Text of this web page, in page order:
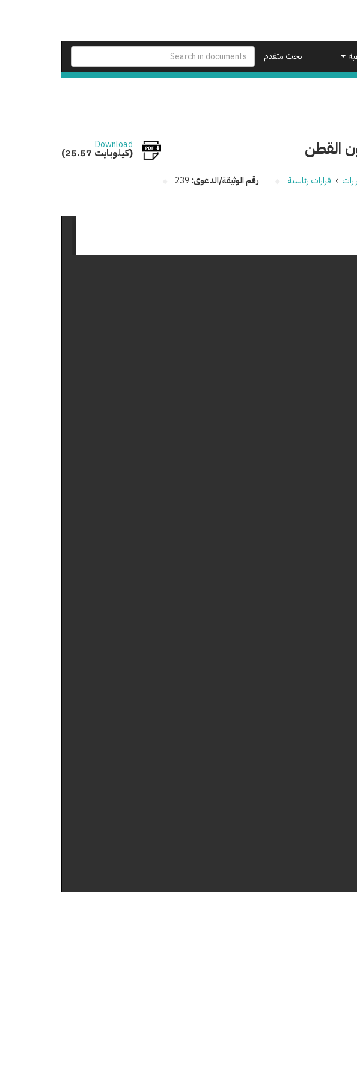
بحث متقدم
القطن Download
(25.57 كيلوبايت)
› قرارات رئاسية رقم الوثيقة/الدعوى: 239